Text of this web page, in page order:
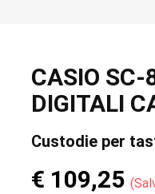
CASIO SC-
DIGITALI
Custodie per
€ 109,25